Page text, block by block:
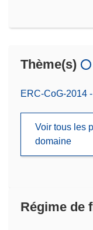
Thème(s)
ERC-CoG-2014
Voir tous les
domaine
Régime de